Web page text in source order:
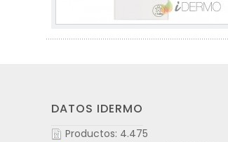
DATOS IDERMO
Productos: 4.475